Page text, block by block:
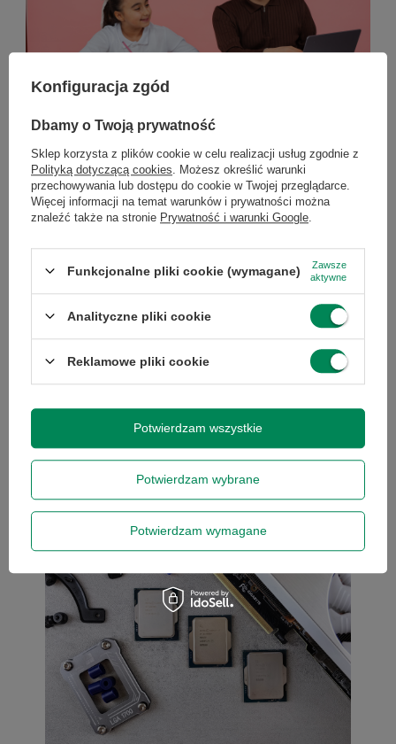
Komputer dla nauczyciela – jaki wybrać w 2026
roku?
Komputer dla nauczyciela – jaki wybrać w 2026 roku?
nauczyciela. Powinien bez problemu obsługiwać e-
dziennik, pakiet biurowy, prezentacje oraz lekcje online.
będzie laptop z procesorem Intel Core i5 lub AMD Ryzen
5, 16 GB pamięci RAM i dyskiem SSD 512 GB. Coraz
większą popularnością cieszą się także komputery
poleasingowe klasy biznesowej, które oferują wysoką
wydajność, solidne wykonanie i korzystniejszą cenę niż
wiele nowych modeli. W tym poradniku podpowiadamy,
na jakie parametry zwrócić uwagę oraz jaki komputer
najlepiej sprawdzi się w codziennej pracy nauczyciela.
Konfiguracja zgód
Dbamy o Twoją prywatność
Sklep korzysta z plików cookie w celu realizacji usług zgodnie z
Polityką dotyczącą cookies . Możesz określić warunki
przechowywania lub dostępu do cookie w Twojej przeglądarce.
Więcej informacji na temat warunków i prywatności można
znaleźć także na stronie Prywatność i warunki Google
Funkcjonalne pliki cookie (wymagane)
Zawsze
aktywne
Analityczne pliki cookie
Reklamowe pliki cookie
Potwierdzam wybrane
Potwierdzam wymagane
Potwierdzam wszystkie